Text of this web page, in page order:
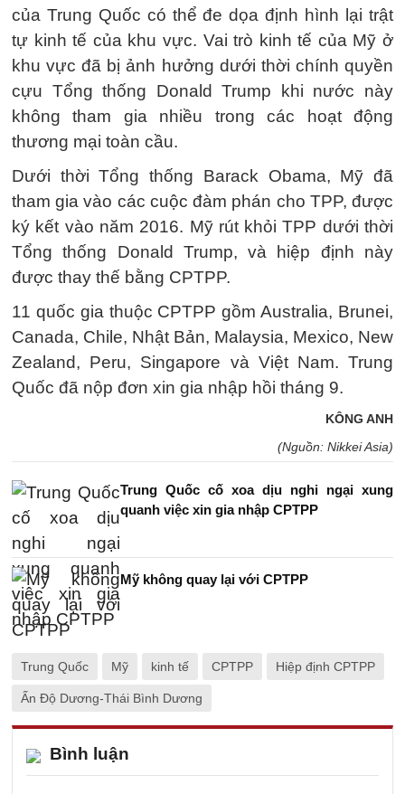
của Trung Quốc có thể đe dọa định hình lại trật
tự kinh tế của khu vực. Vai trò kinh tế của Mỹ ở
khu vực đã bị ảnh hưởng dưới thời chính quyền
cựu Tổng thống Donald Trump khi nước này
không tham gia nhiều trong các hoạt động
thương mại toàn cầu.
Dưới thời Tổng thống Barack Obama, Mỹ đã
tham gia vào các cuộc đàm phán cho TPP, được
ký kết vào năm 2016. Mỹ rút khỏi TPP dưới thời
Tổng thống Donald Trump, và hiệp định này
được thay thế bằng CPTPP.
11 quốc gia thuộc CPTPP gồm Australia, Brunei,
Canada, Chile, Nhật Bản, Malaysia, Mexico, New
Zealand, Peru, Singapore và Việt Nam. Trung
Quốc đã nộp đơn xin gia nhập hồi tháng 9.
KÔNG ANH
(Nguồn: Nikkei Asia)
Trung Quốc cố xoa dịu nghi ngại xung
quanh việc xin gia nhập CPTPP
Mỹ không quay lại với CPTPP
Trung Quốc Mỹ kinh tế CPTPP Hiệp định CPTPP
Ấn Độ Dương-Thái Bình Dương
Bình luận